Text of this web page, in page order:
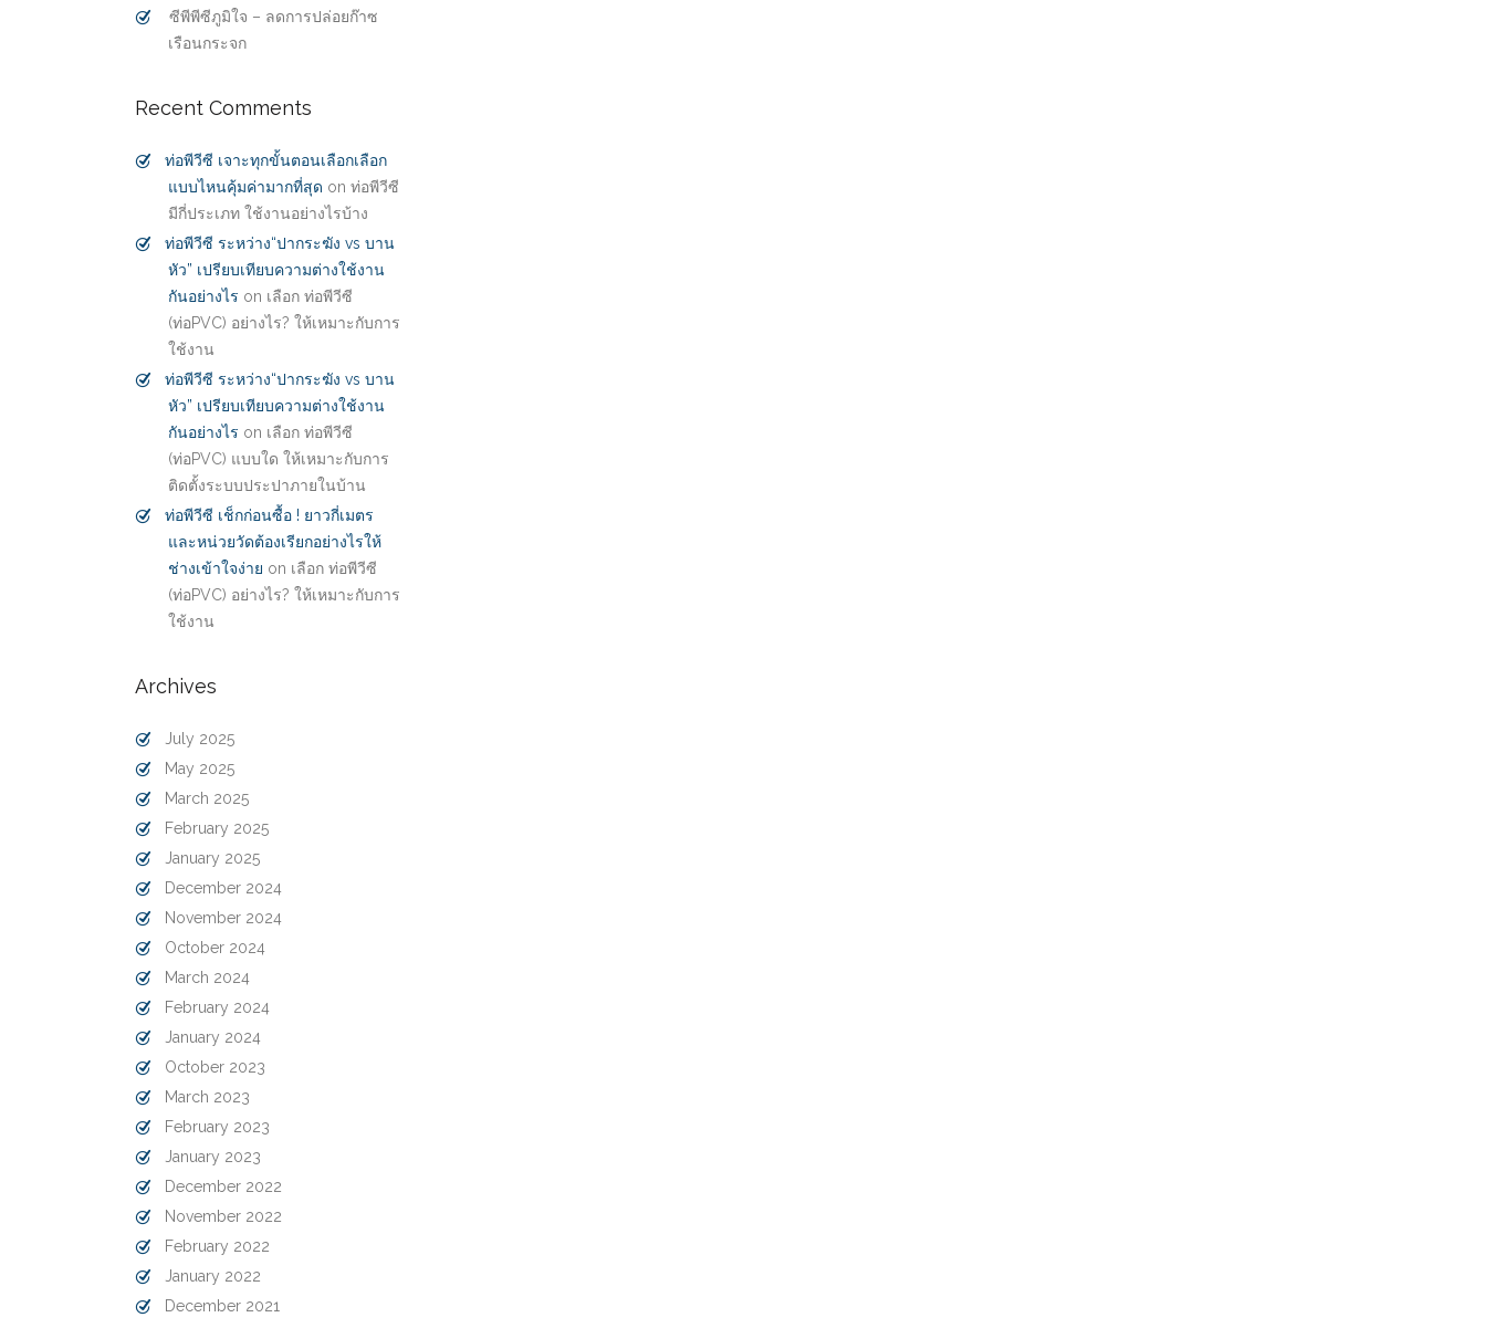
ซีพีพีซีภูมิใจ – ลดการปล่อยก๊าซ
เรือนกระจก
Recent Comments
ท่อพีวีซี เจาะทุกขั้นตอนเลือกเลือก
แบบไหนคุ้มค่ามากที่สุด on ท่อพีวีซี
มีกี่ประเภท ใช้งานอย่างไรบ้าง
ท่อพีวีซี ระหว่าง“ปากระฆัง vs บาน
หัว” เปรียบเทียบความต่างใช้งาน
กันอย่างไร on เลือก ท่อพีวีซี
(ท่อPVC) อย่างไร? ให้เหมาะกับการ
ใช้งาน
ท่อพีวีซี ระหว่าง“ปากระฆัง vs บาน
หัว” เปรียบเทียบความต่างใช้งาน
กันอย่างไร on เลือก ท่อพีวีซี
(ท่อPVC) แบบใด ให้เหมาะกับการ
ติดตั้งระบบประปาภายในบ้าน
ท่อพีวีซี เช็กก่อนซื้อ ! ยาวกี่เมตร
และหน่วยวัดต้องเรียกอย่างไรให้
ช่างเข้าใจง่าย on เลือก ท่อพีวีซี
(ท่อPVC) อย่างไร? ให้เหมาะกับการ
ใช้งาน
Archives
July 2025
May 2025
March 2025
February 2025
January 2025
December 2024
November 2024
October 2024
March 2024
February 2024
January 2024
October 2023
March 2023
February 2023
January 2023
December 2022
November 2022
February 2022
January 2022
December 2021